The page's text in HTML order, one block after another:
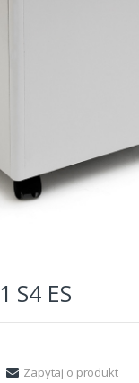
S4 ES
Zapytaj o produkt